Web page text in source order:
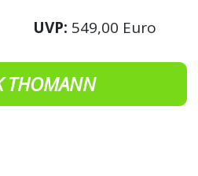
UVP: 549,00 Euro
THOMANN